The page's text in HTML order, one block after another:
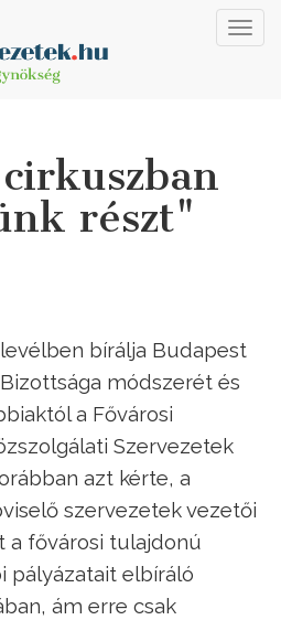
részt"
bírálja Budapest
módszerét és
a Fővárosi
Szervezetek
azt kérte, a
szervezetek vezetői
a fővárosi tulajdonú
pályázatait elbíráló
ám erre csak